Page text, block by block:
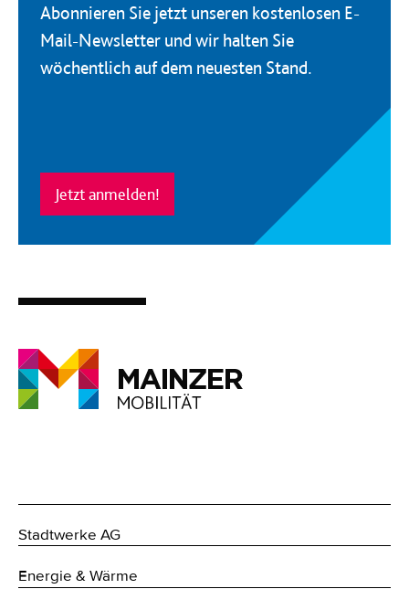
Abonnieren Sie jetzt unseren kostenlosen E-
Mail-Newsletter und wir halten Sie
wöchentlich auf dem neuesten Stand.
Jetzt anmelden!
Stadtwerke AG
Energie & Wärme